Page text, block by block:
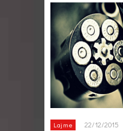
Lajme 22/12/2015